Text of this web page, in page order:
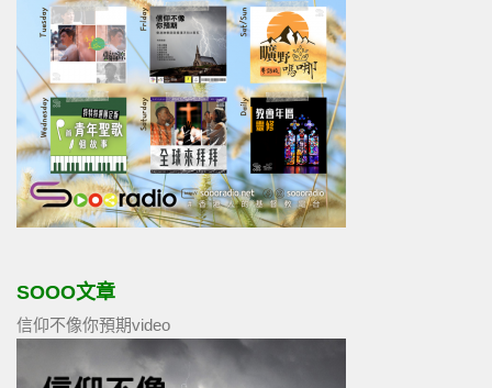
SOOO文章
信仰不像你預期video